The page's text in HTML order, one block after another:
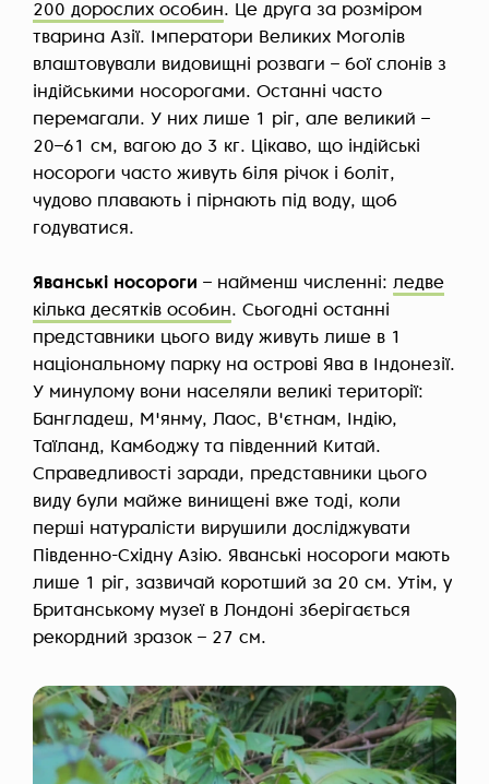
200 дорослих особин. Це друга за розміром
тварина Азії. Імператори Великих Моголів
влаштовували видовищні розваги – бої слонів з
індійськими носорогами. Останні часто
перемагали. У них лише 1 ріг, але великий –
20–61 см, вагою до 3 кг. Цікаво, що індійські
носороги часто живуть біля річок і боліт,
чудово плавають і пірнають під воду, щоб
годуватися.
Яванські носороги – найменш численні: ледве
кілька десятків особин. Сьогодні останні
представники цього виду живуть лише в 1
національному парку на острові Ява в Індонезії.
У минулому вони населяли великі території:
Бангладеш, М'янму, Лаос, В'єтнам, Індію,
Таїланд, Камбоджу та південний Китай.
Справедливості заради, представники цього
виду були майже винищені вже тоді, коли
перші натуралісти вирушили досліджувати
Південно-Східну Азію. Яванські носороги мають
лише 1 ріг, зазвичай коротший за 20 см. Утім, у
Британському музеї в Лондоні зберігається
рекордний зразок – 27 см.